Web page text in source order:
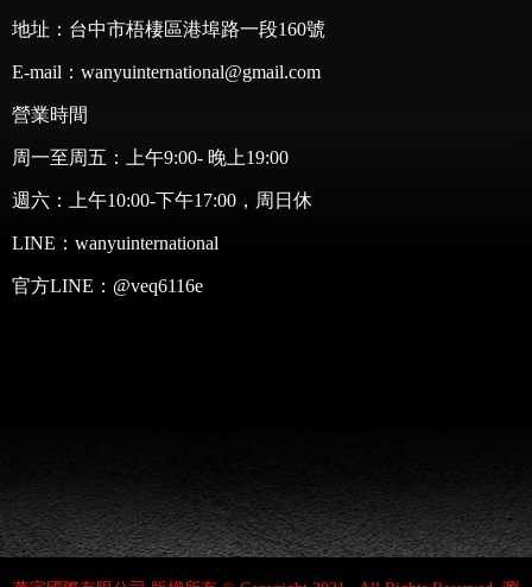
地址：台中市梧棲區港埠路一段160號
E-mail：wanyuinternational@gmail.com
營業時間
周一至周五：上午9:00- 晚上19:00
週六：上午10:00-下午17:00，周日休
LINE： wanyuinternational
官方LINE： @veq6116e